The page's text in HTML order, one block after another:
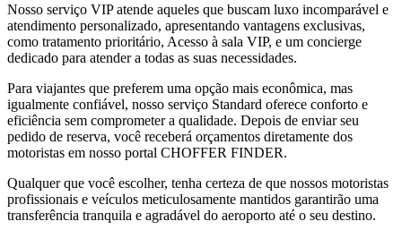
Nosso serviço VIP atende aqueles que buscam luxo incomparável e
atendimento personalizado, apresentando vantagens exclusivas,
como tratamento prioritário, Acesso à sala VIP, e um concierge
dedicado para atender a todas as suas necessidades.
Para viajantes que preferem uma opção mais econômica, mas
igualmente confiável, nosso serviço Standard oferece conforto e
eficiência sem comprometer a qualidade. Depois de enviar seu
pedido de reserva, você receberá orçamentos diretamente dos
motoristas em nosso portal CHOFFER FINDER.
Qualquer que você escolher, tenha certeza de que nossos motoristas
profissionais e veículos meticulosamente mantidos garantirão uma
transferência tranquila e agradável do aeroporto até o seu destino.